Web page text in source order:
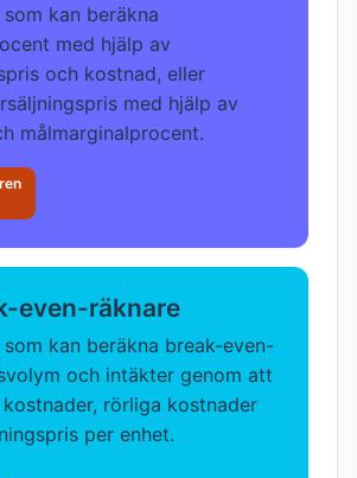
som kan beräkna
med hjälp av
och kostnad, eller
med hjälp av
målmarginalprocent.
even-räknare
som kan beräkna break-even-
och intäkter genom att
rörliga kostnader
per enhet.